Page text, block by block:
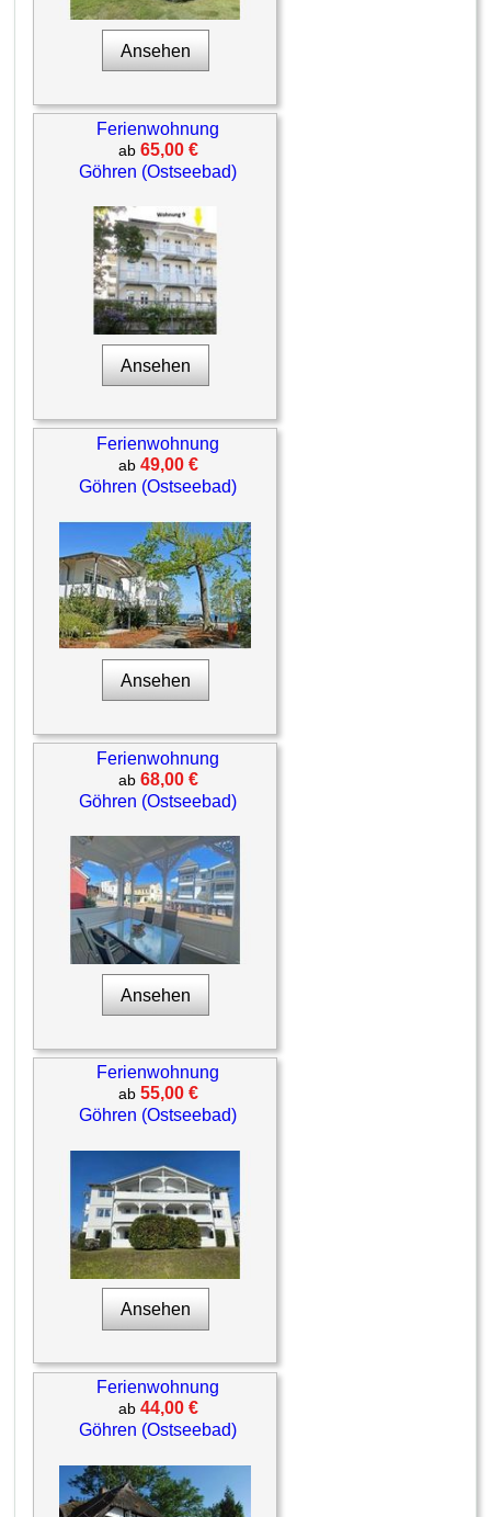
Ansehen
Ferienwohnung
ab 65,00 €
Göhren (Ostseebad)
Ansehen
Ferienwohnung
ab 49,00 €
Göhren (Ostseebad)
Ansehen
Ferienwohnung
ab 68,00 €
Göhren (Ostseebad)
Ansehen
Ferienwohnung
ab 55,00 €
Göhren (Ostseebad)
Ansehen
Ferienwohnung
ab 44,00 €
Göhren (Ostseebad)